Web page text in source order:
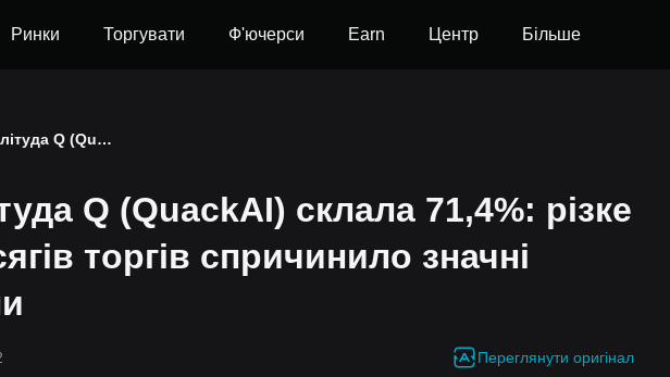
Ринки Торгувати Ф'ючерси Earn Центр Більше
Добова амплітуда Q (QuackAI) склала 71,4%: різке зростання обсягів торгів спричинило значні коливання ціни
Q (QuackAI) склала 71,4%: різке
торгів спричинило значні
Переглянути оригінал